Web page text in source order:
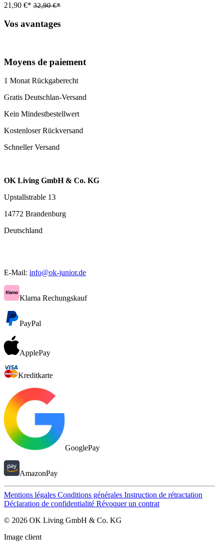
21,90 €* 32,90 €*
Vos avantages
Moyens de paiement
1 Monat Rückgaberecht
Gratis Deutschlan-Versand
Kein Mindestbestellwert
Kostenloser Rückversand
Schneller Versand
OK Living GmbH & Co. KG
Upstallstrable 13
14772 Brandenburg
Deutschland
E-Mail: info@ok-junior.de
Klarna Rechungskauf
PayPal
ApplePay
Kreditkarte
GooglePay
AmazonPay
Mentions légales Conditions générales Instruction de rétractation
Déclaration de confidentialité Révoquer un contrat
© 2026 OK Living GmbH & Co. KG
Image client